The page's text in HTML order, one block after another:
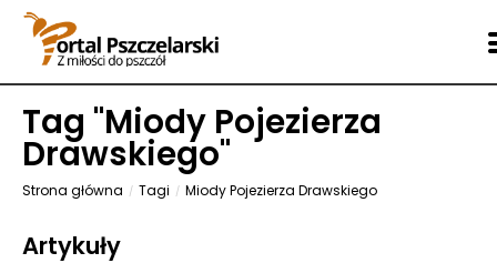
Tag "Miody Pojezierza
Drawskiego"
Strona główna Tagi Miody Pojezierza Drawskiego
Artykuły